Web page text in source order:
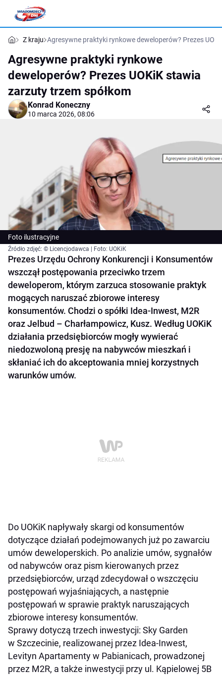
Z kraju Agresywne praktyki rynkowe deweloperów? Prezes
Agresywne praktyki rynkowe
deweloperów? Prezes UOKiK stawia
zarzuty trzem spółkom
Konrad Koneczny
10 marca 2026, 08:06
Foto ilustracyjne
Źródło zdjęć: © Licencjodawca | Foto: UOKiK
Prezes Urzędu Ochrony Konkurencji i Konsumentów
wszczął postępowania przeciwko trzem
deweloperom, którym zarzuca stosowanie praktyk
mogących naruszać zbiorowe interesy
konsumentów. Chodzi o spółki Idea-Inwest, M2R
oraz Jelbud – Charłampowicz, Kusz. Według UOKiK
działania przedsiębiorców mogły wywierać
niedozwoloną presję na nabywców mieszkań i
skłaniać ich do akceptowania mniej korzystnych
warunków umów.
Do UOKiK napływały skargi od konsumentów
dotyczące działań podejmowanych już po zawarciu
umów deweloperskich. Po analizie umów, sygnałów
od nabywców oraz pism kierowanych przez
przedsiębiorców, urząd zdecydował o wszczęciu
postępowań wyjaśniających, a następnie
postępowań w sprawie praktyk naruszających
zbiorowe interesy konsumentów.
Sprawy dotyczą trzech inwestycji: Sky Garden
w Szczecinie, realizowanej przez Idea-Inwest,
Levityn Apartamenty w Pabianicach, prowadzonej
przez M2R, a także inwestycji przy ul. Kąpielowej 5B